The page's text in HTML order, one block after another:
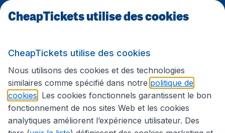
Sites internationaux
Suivez CheapTickets.be
CheapTickets utilise des cookies
CheapTickets utilise des cookies
Nous utilisons des cookies et des technologies
similaires comme spécifié dans notre politique de
cookies . Les cookies fonctionnels garantissent le bon
fonctionnement de nos sites Web et les cookies
analytiques améliorent l’expérience utilisateur. Des